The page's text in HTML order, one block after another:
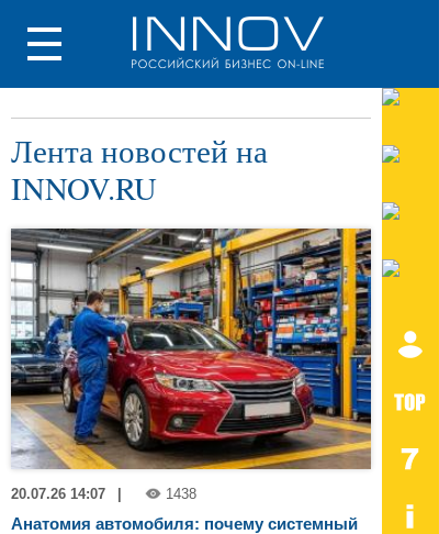
Лента новостей на
INNOV.RU
20.07.26 14:07 1438
Анатомия автомобиля: почему системный